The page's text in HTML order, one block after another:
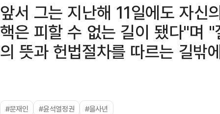
앞서 그는 지난해 11일에도 자신
핵은 피할 수 없는 길이 됐다"며
의 뜻과 헌법절차를 따르는 길밖
#문재인 #윤석열정권 #을사년